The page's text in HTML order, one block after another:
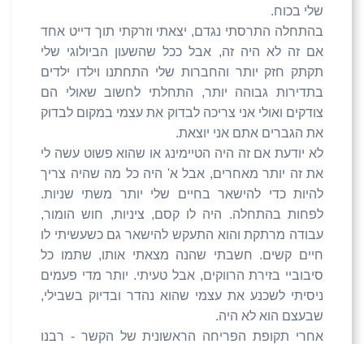
שלי בכוח.
בהתחלה התרסתי נגדם, יצאתי וזרקתי תוך דייט אחד
אם זה לא היה זה, אבל ככל שהשעון הביולוגי שלי
תקתק חזק יותר והחברות שלי התחתנו וילדו ילדים
בתדירות גבוהה יותר, התחלתי לחשוב שאולי הם
צודקים ואולי אני צריכה לבדוק את עצמי במקום לבדוק
את הגברים אתם אני יוצאת.
לא יודעת אם זה היה הטיימינג או שהוא פשוט עשה לי
את זה יותר מאחרים, אבל א' היה כל מה שהיה צריך
להיות כדי להישאר בחיים שלי יותר משתי שניות.
לפחות בהתחלה. היה לו קסם, ציניות, חוש הומור,
עבודה מרתקת והוא התעקש להישאר גם כשעשיתי לו
חיים קשים. חשבתי שהנה מצאתי אותו, שתמו כל
סיבוביי בזירת הרווקים, אבל טעיתי. יותר מדי פעמים
ניסיתי לשכנע את עצמי שהוא נהדר ובדיוק בשבילי,
שבעצם הוא לא היה.
אחרי תקופת הפריחה הראשונית של הקשר - רבנו